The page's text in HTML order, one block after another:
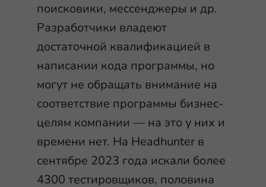
поисковики, мессенджеры и др.
Разработчики владеют
достаточной квалификацией в
написании кода программы, но
могут не обращать внимание на
соответствие программы бизнес-
целям компании — на это у них и
времени нет. На Headhunter в
сентябре 2023 года искали более
4300 тестировщиков, половина